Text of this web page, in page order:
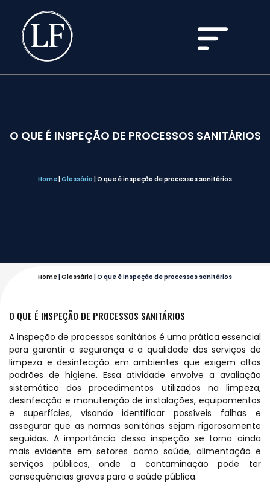
O QUE É INSPEÇÃO DE PROCESSOS SANITÁRIOS
Home Glossário O que é inspeção de processos sanitários
Home Glossário O que é inspeção de processos sanitários
O QUE É INSPEÇÃO DE PROCESSOS SANITÁRIOS
A inspeção de processos sanitários é uma prática essencial
para garantir a segurança e a qualidade dos serviços de
limpeza e desinfecção em ambientes que exigem altos
padrões de higiene. Essa atividade envolve a avaliação
sistemática dos procedimentos utilizados na limpeza,
desinfecção e manutenção de instalações, equipamentos
e superfícies, visando identificar possíveis falhas e
assegurar que as normas sanitárias sejam rigorosamente
seguidas. A importância dessa inspeção se torna ainda
mais evidente em setores como saúde, alimentação e
serviços públicos, onde a contaminação pode ter
consequências graves para a saúde pública.